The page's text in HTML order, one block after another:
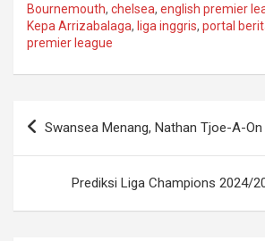
Bournemouth, chelsea, english premier
Kepa Arrizabalaga, liga inggris, portal
premier league
Swansea Menang, Nathan Tjoe-A-
Prediksi Liga Champions 2024/